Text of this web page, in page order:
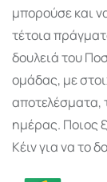
μπορούσε και
τέτοια
δουλειά του
ομάδας, με
αποτελέσματα,
ημέρας. Ποιος
Κέιν για να το